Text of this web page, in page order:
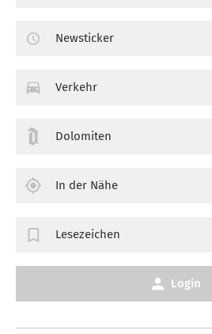
Newsticker
Verkehr
Dolomiten
In der Nähe
Lesezeichen
Login